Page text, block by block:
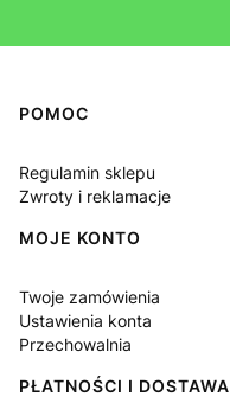
Linki w stopce
POMOC
Regulamin sklepu
Zwroty i reklamacje
MOJE KONTO
Twoje zamówienia
Ustawienia konta
Przechowalnia
PŁATNOŚCI I DOSTAWA